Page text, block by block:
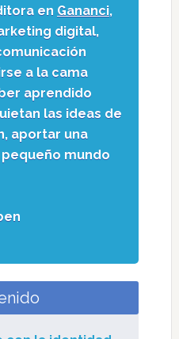
en Gananci,
digital,
a la cama
aprendido
las ideas de
aportar una
mundo